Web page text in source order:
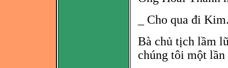
_ Cho qua đi
Bà chủ tịch lầm
chúng tôi một lần